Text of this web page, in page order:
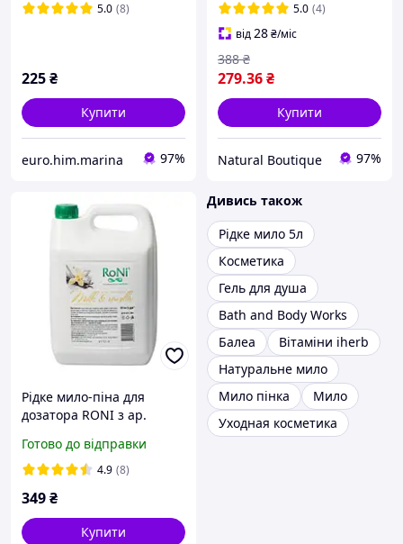
5.0 (8)
225₴
Купити
euro.him.marina 97%
5.0 (4)
від28₴/міс
279.36₴
388 ₴
Купити
Natural Boutique 97%
Рідке мило-піна для
дозатора RONI з ар.
5 л
Готово до відправки
4.9 (8)
349₴
Купити
Дивись також
Рідке мило 5л
Косметика
Гель для душа
Bath and Body Works
Балеа
Вітаміни iherb
Натуральне мило
Мило пінка
Мило
Уходная косметика